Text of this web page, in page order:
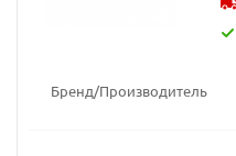
Бренд/Производитель